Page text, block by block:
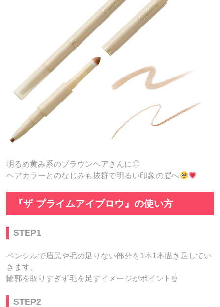
明るめ黄み系のブラウンヘアさんに◎
ヘアカラーとのなじみも抜群で明るい印象の眉へ
『ザ プライムアイブロウ』の使い方
STEP1
ペンシルで眉尻や毛の足りない部分を1本1本描き足してい
きます。
輪郭を取りすぎず毛を足すイメージがポイント☝️
STEP2